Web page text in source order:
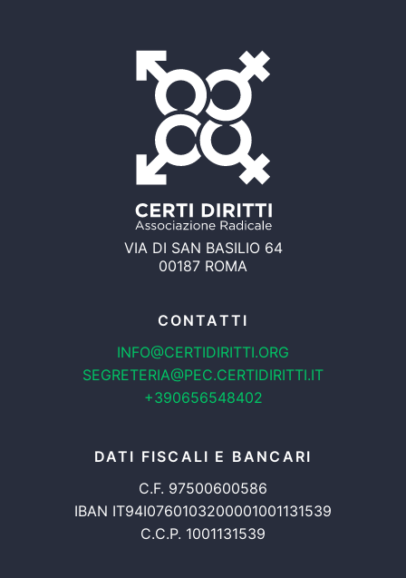
VIA DI SAN BASILIO 64
00187 ROMA
CONTATTI
INFO@CERTIDIRITTI.ORG
SEGRETERIA@PEC.CERTIDIRITTI.IT
+390656548402
DATI FISCALI E BANCARI
C.F. 97500600586
IBAN IT94I0760103200001001131539
C.C.P. 1001131539